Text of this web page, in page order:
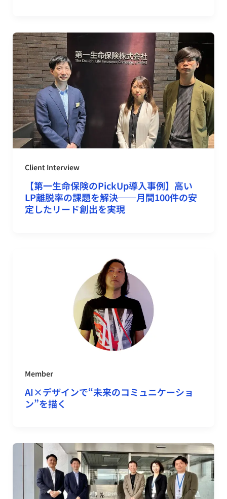
Client Interview
【第一生命保険のPickUp導入事例】高い
LP離脱率の課題を解決──月間100件の安
定したリード創出を実現
Member
AI×デザインで“未来のコミュニケーショ
ン”を描く